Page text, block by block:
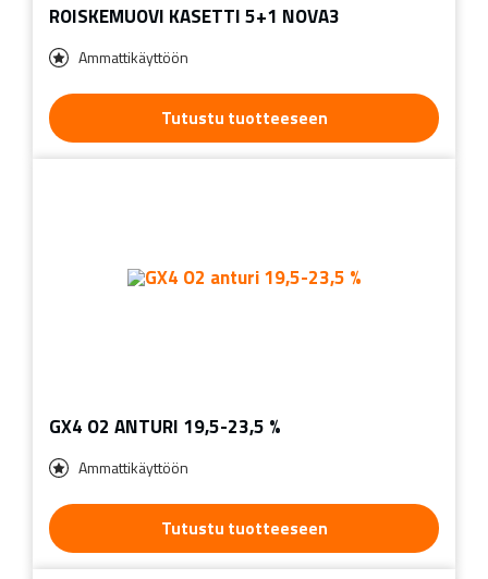
ROISKEMUOVI KASETTI 5+1 NOVA3
Ammattikäyttöön
Tutustu tuotteeseen
GX4 O2 ANTURI 19,5-23,5 %
Ammattikäyttöön
Tutustu tuotteeseen